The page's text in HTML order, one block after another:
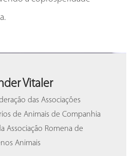
Loving Kindness Animal
Vitaler
das Associações
de Animais de Companhia
Associação Romena de
Animais
Loving Kindness Animal
Vitaler
das Associações
de Animais de Companhia
Associação Romena de
Animais